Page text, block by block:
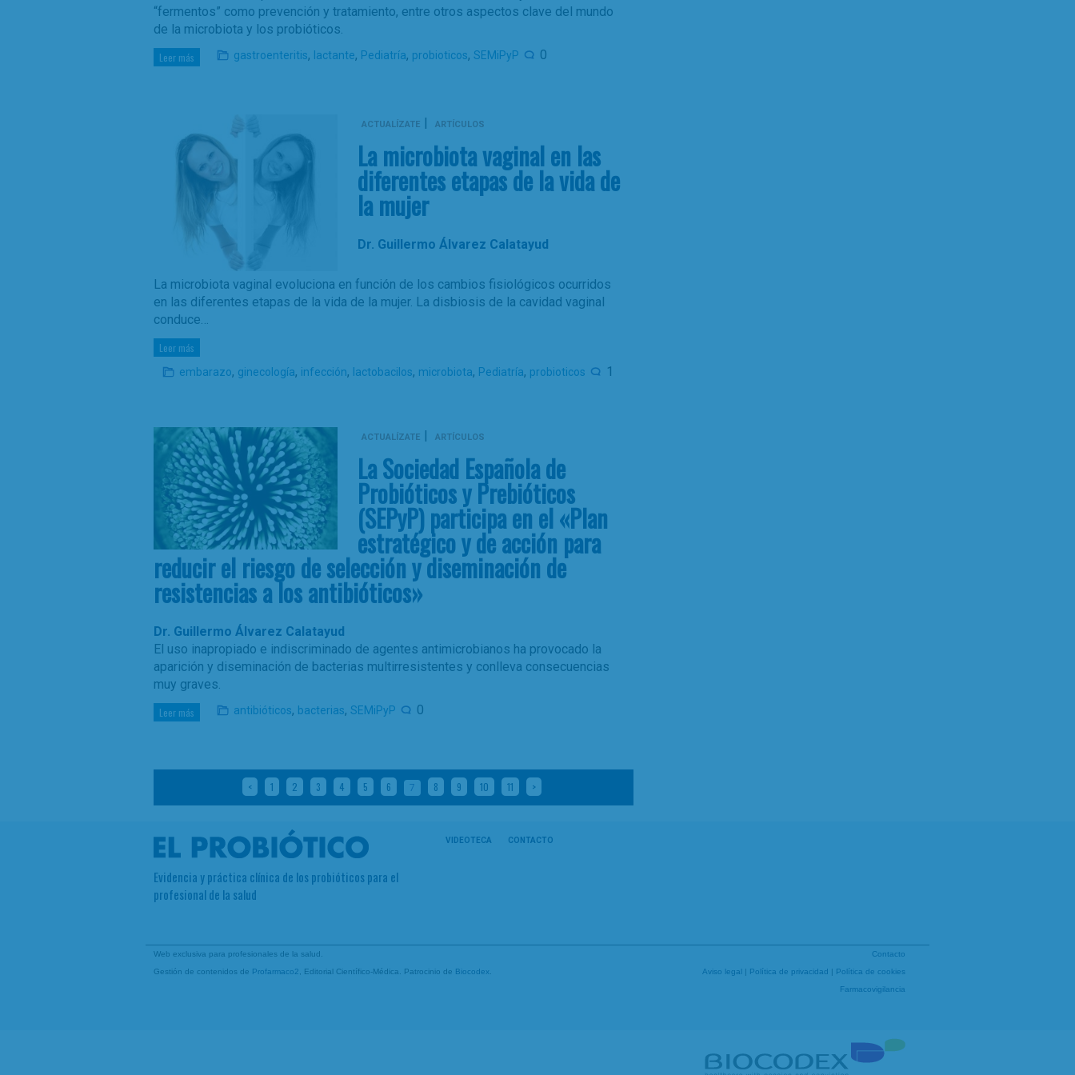
“fermentos” como prevención y tratamiento, entre otros aspectos clave del mundo
de la microbiota y los probióticos.
Leer más gastroenteritis, lactante, Pediatría, probioticos, SEMiPyP 0
ACTUALÍZATE | ARTÍCULOS
La microbiota vaginal en las
diferentes etapas de la vida de
la mujer
Dr. Guillermo Álvarez Calatayud
La microbiota vaginal evoluciona en función de los cambios fisiológicos ocurridos
en las diferentes etapas de la vida de la mujer. La disbiosis de la cavidad vaginal
conduce…
Leer más
embarazo, ginecología, infección, lactobacilos, microbiota, Pediatría, probioticos 1
ACTUALÍZATE ARTÍCULOS
La Sociedad Española de
Probióticos y Prebióticos
(SEPyP) participa en el «Plan
estratégico y de acción para
reducir el riesgo de selección y diseminación de
resistencias a los antibióticos»
Dr. Guillermo Álvarez Calatayud
El uso inapropiado e indiscriminado de agentes antimicrobianos ha provocado la
aparición y diseminación de bacterias multirresistentes y conlleva consecuencias
muy graves.
Leer más antibióticos, bacterias, SEMiPyP 0
< 1 2 3 4 5 6 7 8 9 10 11 >
Evidencia y práctica clínica de los probióticos para el
profesional de la salud
VIDEOTECA CONTACTO
Web exclusiva para profesionales de la salud.
Gestión de contenidos de Profarmaco2 , Editorial Científico-Médica. Patrocinio de Biocodex
Contacto
Aviso legal | Política de privacidad | Política de cookies
Farmacovigilancia